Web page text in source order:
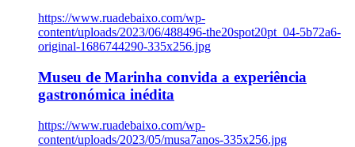
https://www.ruadebaixo.com/wp-
content/uploads/2023/06/488496-the20spot20pt_04-5b72a6-
original-1686744290-335x256.jpg
Museu de Marinha convida a experiência
gastronómica inédita
https://www.ruadebaixo.com/wp-
content/uploads/2023/05/musa7anos-335x256.jpg